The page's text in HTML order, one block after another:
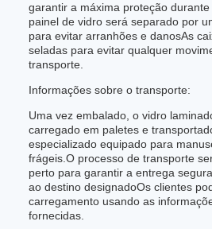
garantir a máxima proteção
painel de vidro será separado por
para evitar arranhões e danosAs
seladas para evitar qualquer
transporte.
Informações sobre o transporte:
Uma vez embalado, o vidro
carregado em paletes e
especializado equipado para
frágeis.O processo de transporte
perto para garantir a entrega
ao destino designadoOs clientes
carregamento usando as
fornecidas.